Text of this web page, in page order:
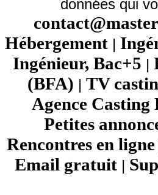
données qui
Hébergement |
Ingénieur, Bac+5 |
(BFA) | TV
Agence Casting
Petites
Rencontres en ligne
Email gratuit|